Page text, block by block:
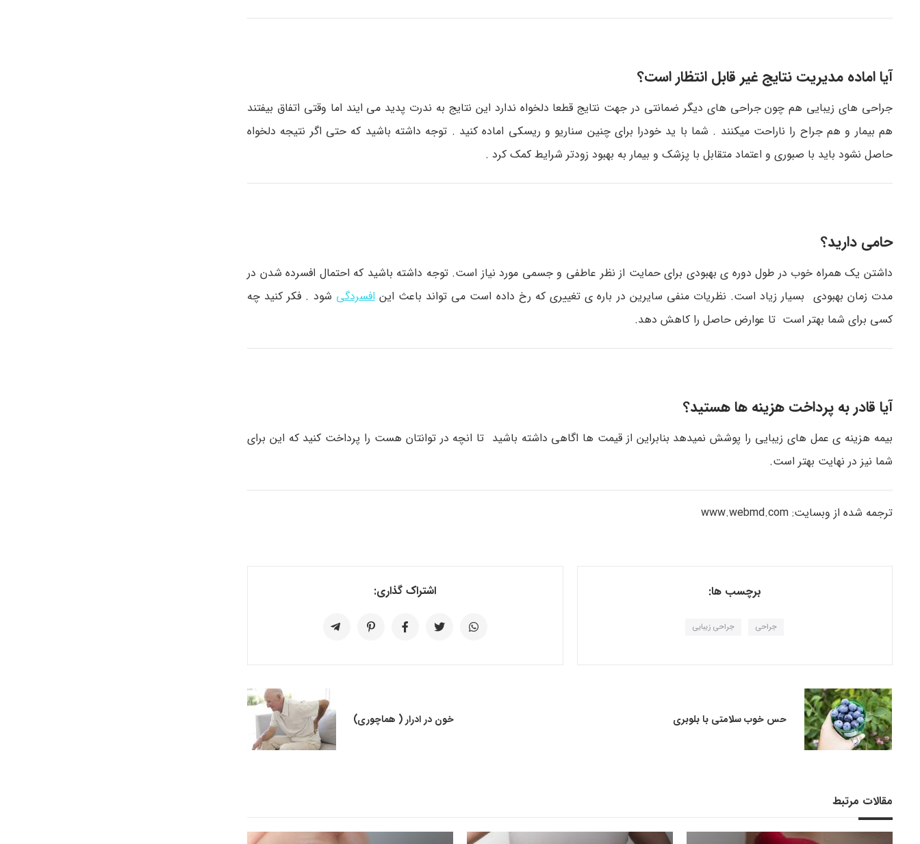
آیا اماده مدیریت نتایج غیر قابل انتظار است؟
جراحی های زیبایی هم چون جراحی های دیگر ضمانتی در جهت نتایج قطعا دلخواه ندارد این نتایج به ندرت پدید می ایند اما وقتی اتفاق بیفتند
هم بیمار و هم جراح را ناراحت میکنند . شما با ید خودرا برای چنین سناریو و ریسکی اماده کنید . توجه داشته باشید که حتی اگر نتیجه دلخواه
حاصل نشود باید با صبوری و اعتماد متقابل با پزشک و بیمار به بهبود زودتر شرایط کمک کرد .
حامی دارید؟
داشتن یک همراه خوب در طول دوره ی بهبودی برای حمایت از نظر عاطفی و جسمی مورد نیاز است. توجه داشته باشید که احتمال افسرده شدن در
مدت زمان بهبودی بسیار زیاد است. نظریات منفی سایرین در باره ی تغییری که رخ داده است می تواند باعث اینافسردگی شود . فکر کنید چه
کسی برای شما بهتر است تا عوارض حاصل را کاهش دهد.
آیا قادر به پرداخت هزینه ها هستید؟
بیمه هزینه ی عمل های زیبایی را پوشش نمیدهد بنابراین از قیمت ها اگاهی داشته باشید تا انچه در توانتان هست را پرداخت کنید که این برای
شما نیز در نهایت بهتر است.
ترجمه شده از وبسایت: www.webmd.com
برچسب ها:
جراحی جراحی زیبایی
اشتراک گذاری:
حس خوب سلامتی با بلوبری خون در ادرار ( هماچوری)
مقالات مرتبط